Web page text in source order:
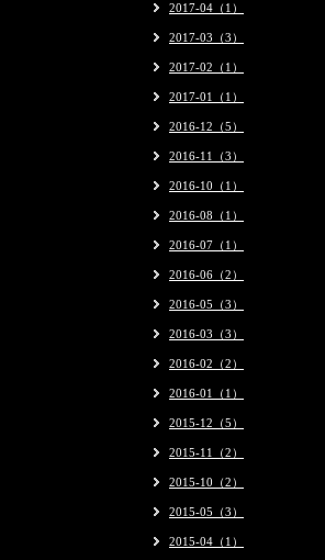
2017-04（1）
2017-03（3）
2017-02（1）
2017-01（1）
2016-12（5）
2016-11（3）
2016-10（1）
2016-08（1）
2016-07（1）
2016-06（2）
2016-05（3）
2016-03（3）
2016-02（2）
2016-01（1）
2015-12（5）
2015-11（2）
2015-10（2）
2015-05（3）
2015-04（1）